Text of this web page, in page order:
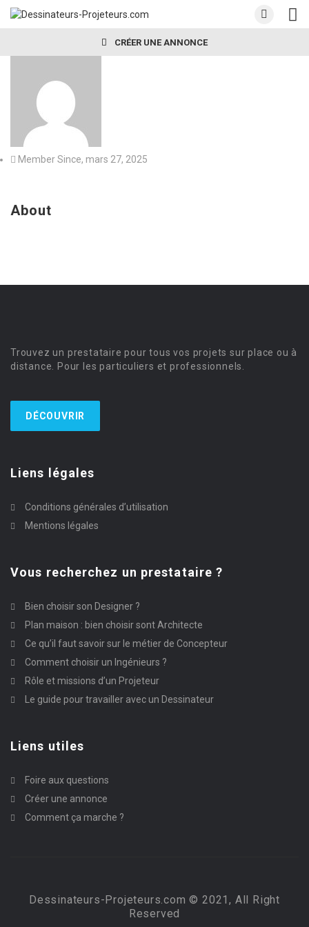
CRÉER UNE ANNONCE
Member Since, mars 27, 2025
About
Trouvez un prestataire pour tous vos projets sur place ou à
distance. Pour les particuliers et professionnels.
DÉCOUVRIR
Liens légales
Conditions générales d’utilisation
Mentions légales
Vous recherchez un prestataire ?
Bien choisir son Designer ?
Plan maison : bien choisir sont Architecte
Ce qu’il faut savoir sur le métier de Concepteur
Comment choisir un Ingénieurs ?
Rôle et missions d’un Projeteur
Le guide pour travailler avec un Dessinateur
Liens utiles
Foire aux questions
Créer une annonce
Comment ça marche ?
Dessinateurs-Projeteurs.com © 2021, All Right
Reserved